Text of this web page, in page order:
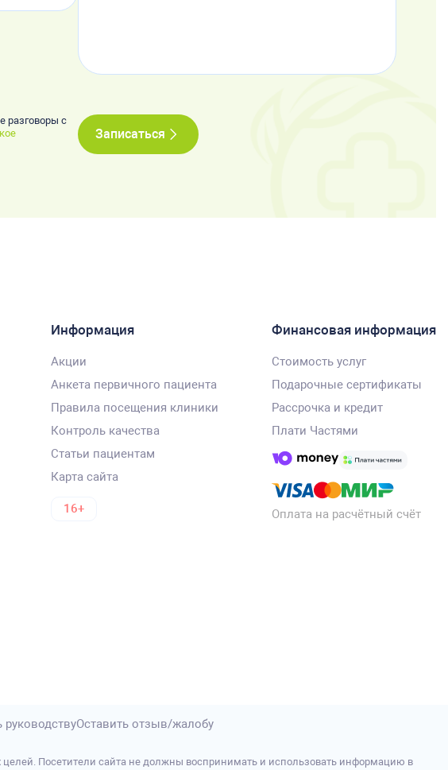
разговоры с
Записаться
Информация
Акции
Анкета первичного пациента
Правила посещения клиники
Контроль качества
Статьи пациентам
Карта сайта
16+
Финансовая информация
Стоимость услуг
Подарочные сертификаты
Рассрочка и кредит
Плати Частями
Оплата на расчётный счёт
руководствуОставить отзыв/жалобу
Посетители сайта не должны воспринимать и использовать информацию в